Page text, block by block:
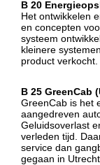
B 20
Het ontwikkelen
en concepten
systeem
kleinere
product verkocht.
B 25 GreenCab
GreenCab is het
aangedreven
Geluidsoverlast
verleden tijd.
service dan
gegaan in Utrecht.